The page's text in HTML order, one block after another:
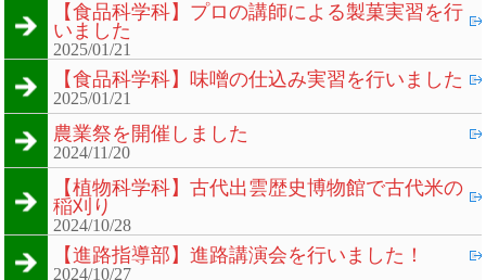
【食品科学科】プロの講師による製菓実習を行
いました
2025/01/21
【食品科学科】味噌の仕込み実習を行いました
2025/01/21
農業祭を開催しました
2024/11/20
【植物科学科】古代出雲歴史博物館で古代米の
稲刈り
2024/10/28
【進路指導部】進路講演会を行いました！
2024/10/27